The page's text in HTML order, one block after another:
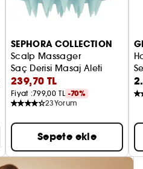
SEPHORA COLLECTION
Scalp Massager
Saç Derisi Masaj Aleti
239,70 TL
Fiyat :799,00 TL -70%
23Yorum
Sepete ekle